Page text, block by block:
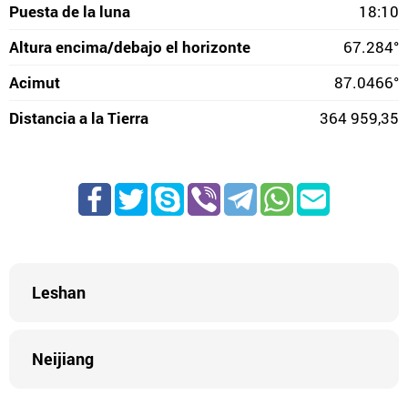
Puesta de la luna
18:10
Altura encima/debajo el horizonte
67.284°
Acimut
87.0466°
Distancia a la Tierra
364 959,35
Leshan
Neijiang